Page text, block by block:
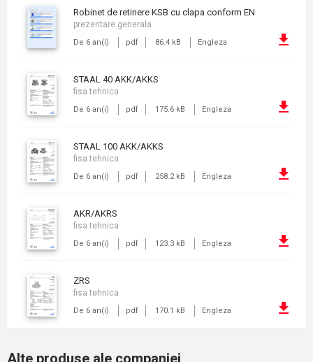
Robinet de retinere KSB cu clapa conform EN
De 6 an(i) pdf 86.4 kB Engleza
prezentare generala
STAAL 40 AKK/AKKS
De 6 an(i) pdf 175.6 kB Engleza
fisa tehnica
STAAL 100 AKK/AKKS
De 6 an(i) pdf 258.2 kB Engleza
fisa tehnica
AKR/AKRS
De 6 an(i) pdf 123.3 kB Engleza
fisa tehnica
ZRS
De 6 an(i) pdf 170.1 kB Engleza
fisa tehnica
Alte produse ale companiei